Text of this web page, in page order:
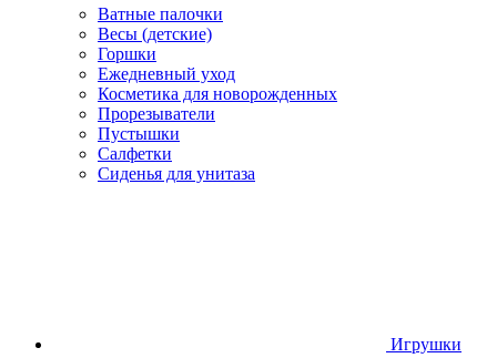
Ватные палочки
Весы (детские)
Горшки
Ежедневный уход
Косметика для новорожденных
Прорезыватели
Пустышки
Салфетки
Сиденья для унитаза
Игрушки